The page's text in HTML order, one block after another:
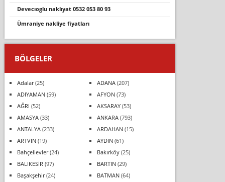
devecioglu nakliyat 0532 053 80 93
ümraniye nakliye fiyatları
BÖLGELER
Adalar(25) ADANA(207)
ADIYAMAN(59) AFYON(73)
AĞRI (52) AKSARAY(53)
AMASYA(33) ANKARA(793)
ANTALYA(233) ARDAHAN(15)
ARTVİN(19) AYDIN(61)
Bahçelievler(24) Bakırköy(25)
BALIKESİR (97) BARTIN(29)
Başakşehir(24) BATMAN(64)